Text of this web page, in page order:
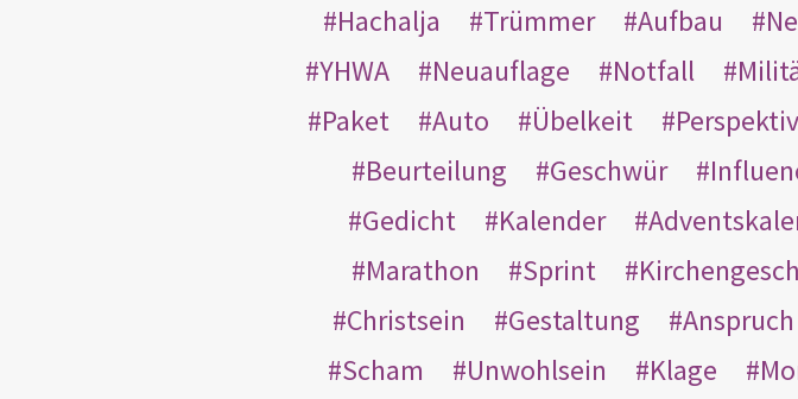
Hachalja
Trümmer Aufbau
YHWA
Neuauflage Notfall
Paket
Auto Übelkeit
Beurteilung
Geschwür
Gedicht
Kalender
Marathon
Sprint
Christsein
Gestaltung Anspruch
Scham
Unwohlsein Klage